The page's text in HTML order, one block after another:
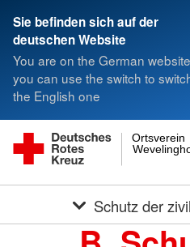
Sie befinden sich auf der
deutschen Website
You are on the German
you can use the switch to
the English one
Ortsverein
Schutz der